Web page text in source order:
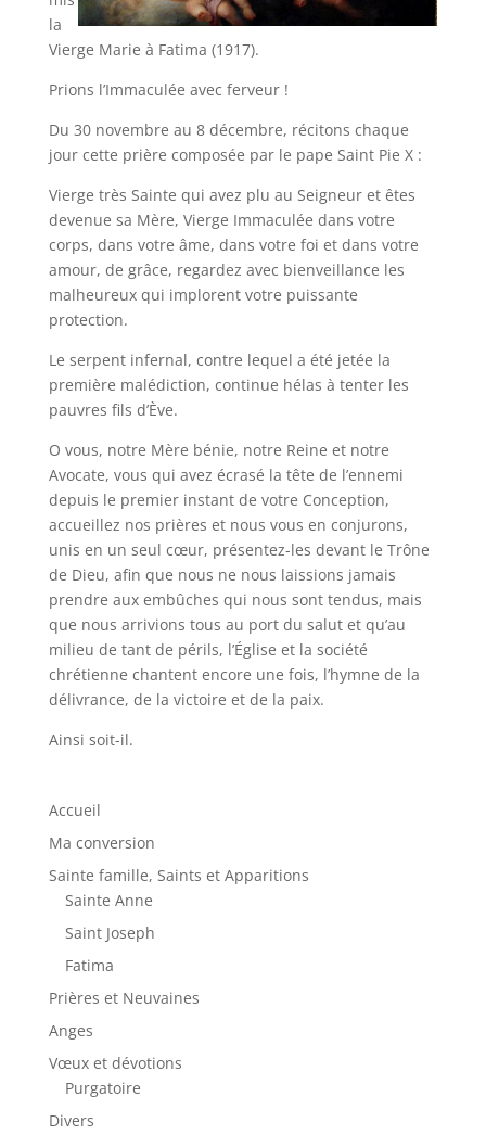
la
Vierge Marie à Fatima (1917).
Prions l’Immaculée avec ferveur !
Du 30 novembre au 8 décembre, récitons chaque
jour cette prière composée par le pape Saint Pie X :
Vierge très Sainte qui avez plu au Seigneur et êtes
devenue sa Mère, Vierge Immaculée dans votre
corps, dans votre âme, dans votre foi et dans votre
amour, de grâce, regardez avec bienveillance les
malheureux qui implorent votre puissante
protection.
Le serpent infernal, contre lequel a été jetée la
première malédiction, continue hélas à tenter les
pauvres fils d’Ève.
O vous, notre Mère bénie, notre Reine et notre
Avocate, vous qui avez écrasé la tête de l’ennemi
depuis le premier instant de votre Conception,
accueillez nos prières et nous vous en conjurons,
unis en un seul cœur, présentez-les devant le Trône
de Dieu, afin que nous ne nous laissions jamais
prendre aux embûches qui nous sont tendus, mais
que nous arrivions tous au port du salut et qu’au
milieu de tant de périls, l’Église et la société
chrétienne chantent encore une fois, l’hymne de la
délivrance, de la victoire et de la paix.
Ainsi soit-il.
Accueil
Ma conversion
Sainte famille, Saints et Apparitions
Sainte Anne
Saint Joseph
Fatima
Prières et Neuvaines
Anges
Vœux et dévotions
Purgatoire
Divers